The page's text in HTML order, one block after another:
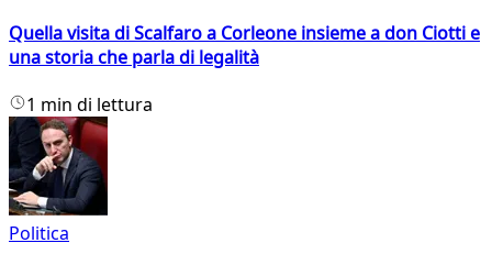
Quella visita di Scalfaro a Corleone insieme a don Ciotti e
una storia che parla di legalità
1 min di lettura
Politica